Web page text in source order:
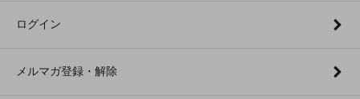
ログイン
メルマガ登録・解除